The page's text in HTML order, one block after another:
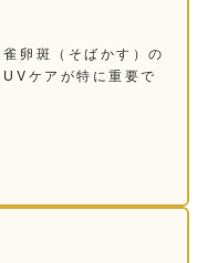
卵斑（そばかす）の
ケアが特に重要で